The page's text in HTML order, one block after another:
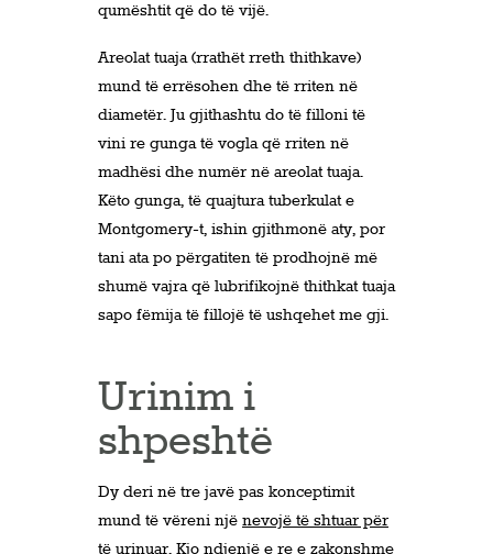
qumështit që do të vijë.
Areolat tuaja (rrathët rreth thithkave)
mund të errësohen dhe të rriten në
diametër. Ju gjithashtu do të filloni të
vini re gunga të vogla që rriten në
madhësi dhe numër në areolat tuaja.
Këto gunga, të quajtura tuberkulat e
Montgomery-t, ishin gjithmonë aty, por
tani ata po përgatiten të prodhojnë më
shumë vajra që lubrifikojnë thithkat tuaja
sapo fëmija të fillojë të ushqehet me gji.
Urinim i
shpeshtë
Dy deri në tre javë pas konceptimit
mund të vëreni një nevojë të shtuar për
të urinuar. Kjo ndjenjë e re e zakonshme